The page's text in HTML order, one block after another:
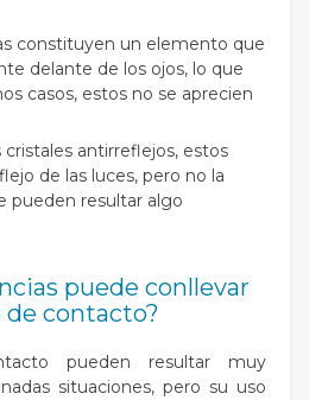
constituyen un elemento que
delante de los ojos, lo que
casos, estos no se aprecien
cristales antirreflejos, estos
de las luces, pero no la
pueden resultar algo
puede conllevar
de contacto?
pueden resultar muy
situaciones, pero su uso